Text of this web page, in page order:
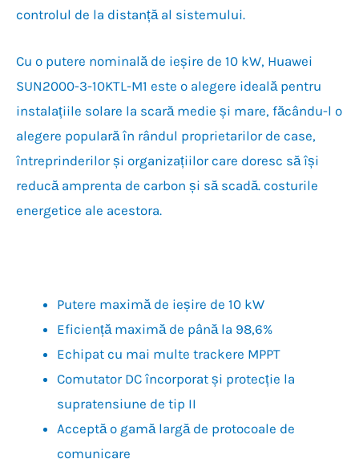
controlul de la distanță al sistemului.
Cu o putere nominală de ieșire de 10 kW, Huawei
SUN2000-3-10KTL-M1 este o alegere ideală pentru
instalațiile solare la scară medie și mare, făcându-l o
alegere populară în rândul proprietarilor de case,
întreprinderilor și organizațiilor care doresc să își
reducă amprenta de carbon și să scadă. costurile
energetice ale acestora.
Putere maximă de ieșire de 10 kW
Eficiență maximă de până la 98,6%
Echipat cu mai multe trackere MPPT
Comutator DC încorporat și protecție la
supratensiune de tip II
Acceptă o gamă largă de protocoale de
comunicare